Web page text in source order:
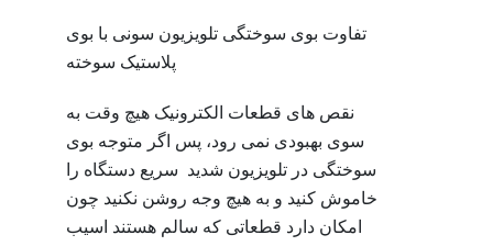
تفاوت بوی سوختگی تلویزیون سونی با بوی
پلاستیک سوخته
نقص های قطعات الکترونیک هیچ وقت به
سوی بهبودی نمی رود، پس اگر متوجه بوی
سوختگی در تلویزیون شدید سریع دستگاه را
خاموش کنید و به هیچ وجه روشن نکنید چون
امکان دارد قطعاتی که سالم هستند اسیب